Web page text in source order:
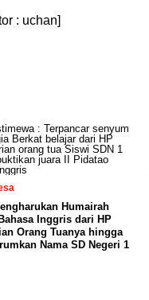
: uchan]
Humairah
Inggris dari HP
Orang Tuanya hingga
Nama SD Negeri 1